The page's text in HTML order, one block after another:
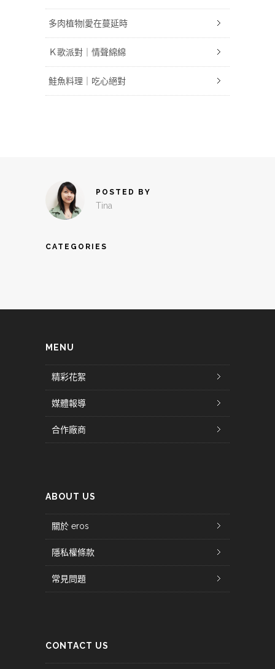
多肉植物|愛在蔓延時
Ｋ歌派對｜情聲綿綿
鮭魚料理｜吃心絕對
POSTED BY
Tina
CATEGORIES
MENU
精彩花絮
媒體報導
合作廠商
ABOUT US
關於 eros
隱私權條款
常見問題
CONTACT US